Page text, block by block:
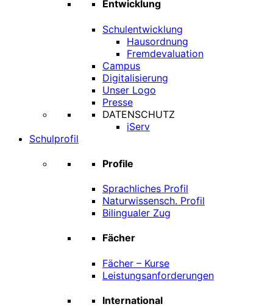
Entwicklung
Schulentwicklung
Hausordnung
Fremdevaluation
Campus
Digitalisierung
Unser Logo
Presse
DATENSCHUTZ
iServ
Schulprofil
Profile
Sprachliches Profil
Naturwissensch. Profil
Bilingualer Zug
Fächer
Fächer – Kurse
Leistungsanforderungen
International